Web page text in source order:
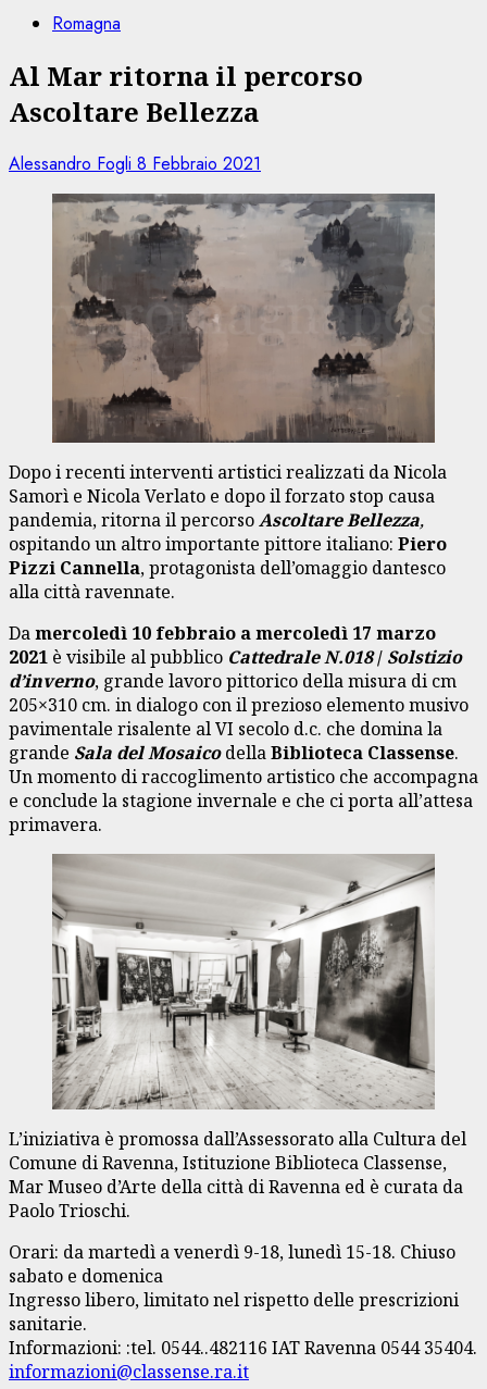
Romagna
Al Mar ritorna il percorso
Ascoltare Bellezza
Alessandro Fogli 8 Febbraio 2021
Dopo i recenti interventi artistici realizzati da Nicola
Samorì e Nicola Verlato e dopo il forzato stop causa
pandemia, ritorna il percorsoAscoltare Bellezza,
ospitando un altro importante pittore italiano: Piero
Pizzi Cannella, protagonista dell’omaggio dantesco
alla città ravennate.
Damercoledì 10 febbraio a mercoledì 17 marzo
2021 è visibile al pubblico Cattedrale N.018/ Solstizio
d’inverno, grande lavoro pittorico della misura di cm
205×310 cm. in dialogo con il prezioso elemento musivo
pavimentale risalente al VI secolo d.c. che domina la
grande Sala del MosaicodellaBiblioteca Classense.
Un momento di raccoglimento artistico che accompagna
e conclude la stagione invernale e che ci porta all’attesa
primavera.
L’iniziativa è promossa dall’Assessorato alla Cultura del
Comune di Ravenna, Istituzione Biblioteca Classense,
Mar Museo d’Arte della città di Ravenna ed è curata da
Paolo Trioschi.
Orari: da martedì a venerdì 9-18, lunedì 15-18. Chiuso
sabato e domenica
Ingresso libero, limitato nel rispetto delle prescrizioni
sanitarie.
Informazioni: :tel. 0544..482116 IAT Ravenna 0544 35404.
informazioni@classense.ra.it